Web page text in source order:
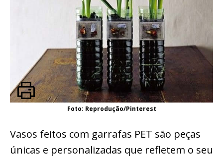
Foto: Reprodução/Pinterest
Vasos feitos com garrafas PET são peças
únicas e personalizadas que refletem o seu